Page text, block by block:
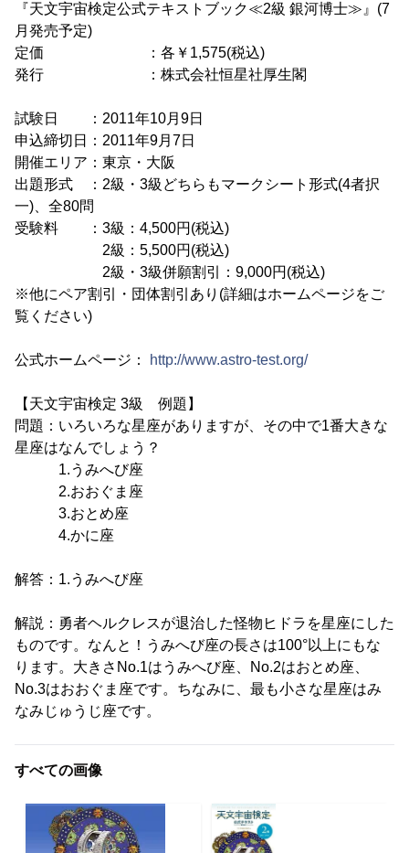
『天文宇宙検定公式テキストブック≪2級 銀河博士≫』(7
月発売予定)
定価 ：各￥1,575(税込)
発行 ：株式会社恒星社厚生閣
試験日 ：2011年10月9日
申込締切日：2011年9月7日
開催エリア：東京・大阪
出題形式 ：2級・3級どちらもマークシート形式(4者択
一)、全80問
受験料 ：3級：4,500円(税込)
2級：5,500円(税込)
2級・3級併願割引：9,000円(税込)
※他にペア割引・団体割引あり(詳細はホームページをご
覧ください)
公式ホームページ： http://www.astro-test.org/
【天文宇宙検定 3級 例題】
問題：いろいろな星座がありますが、その中で1番大きな
星座はなんでしょう？
1.うみへび座
2.おおぐま座
3.おとめ座
4.かに座
解答：1.うみへび座
解説：勇者ヘルクレスが退治した怪物ヒドラを星座にした
ものです。なんと！うみへび座の長さは100°以上にもな
ります。大きさNo.1はうみへび座、No.2はおとめ座、
No.3はおおぐま座です。ちなみに、最も小さな星座はみ
なみじゅうじ座です。
すべての画像